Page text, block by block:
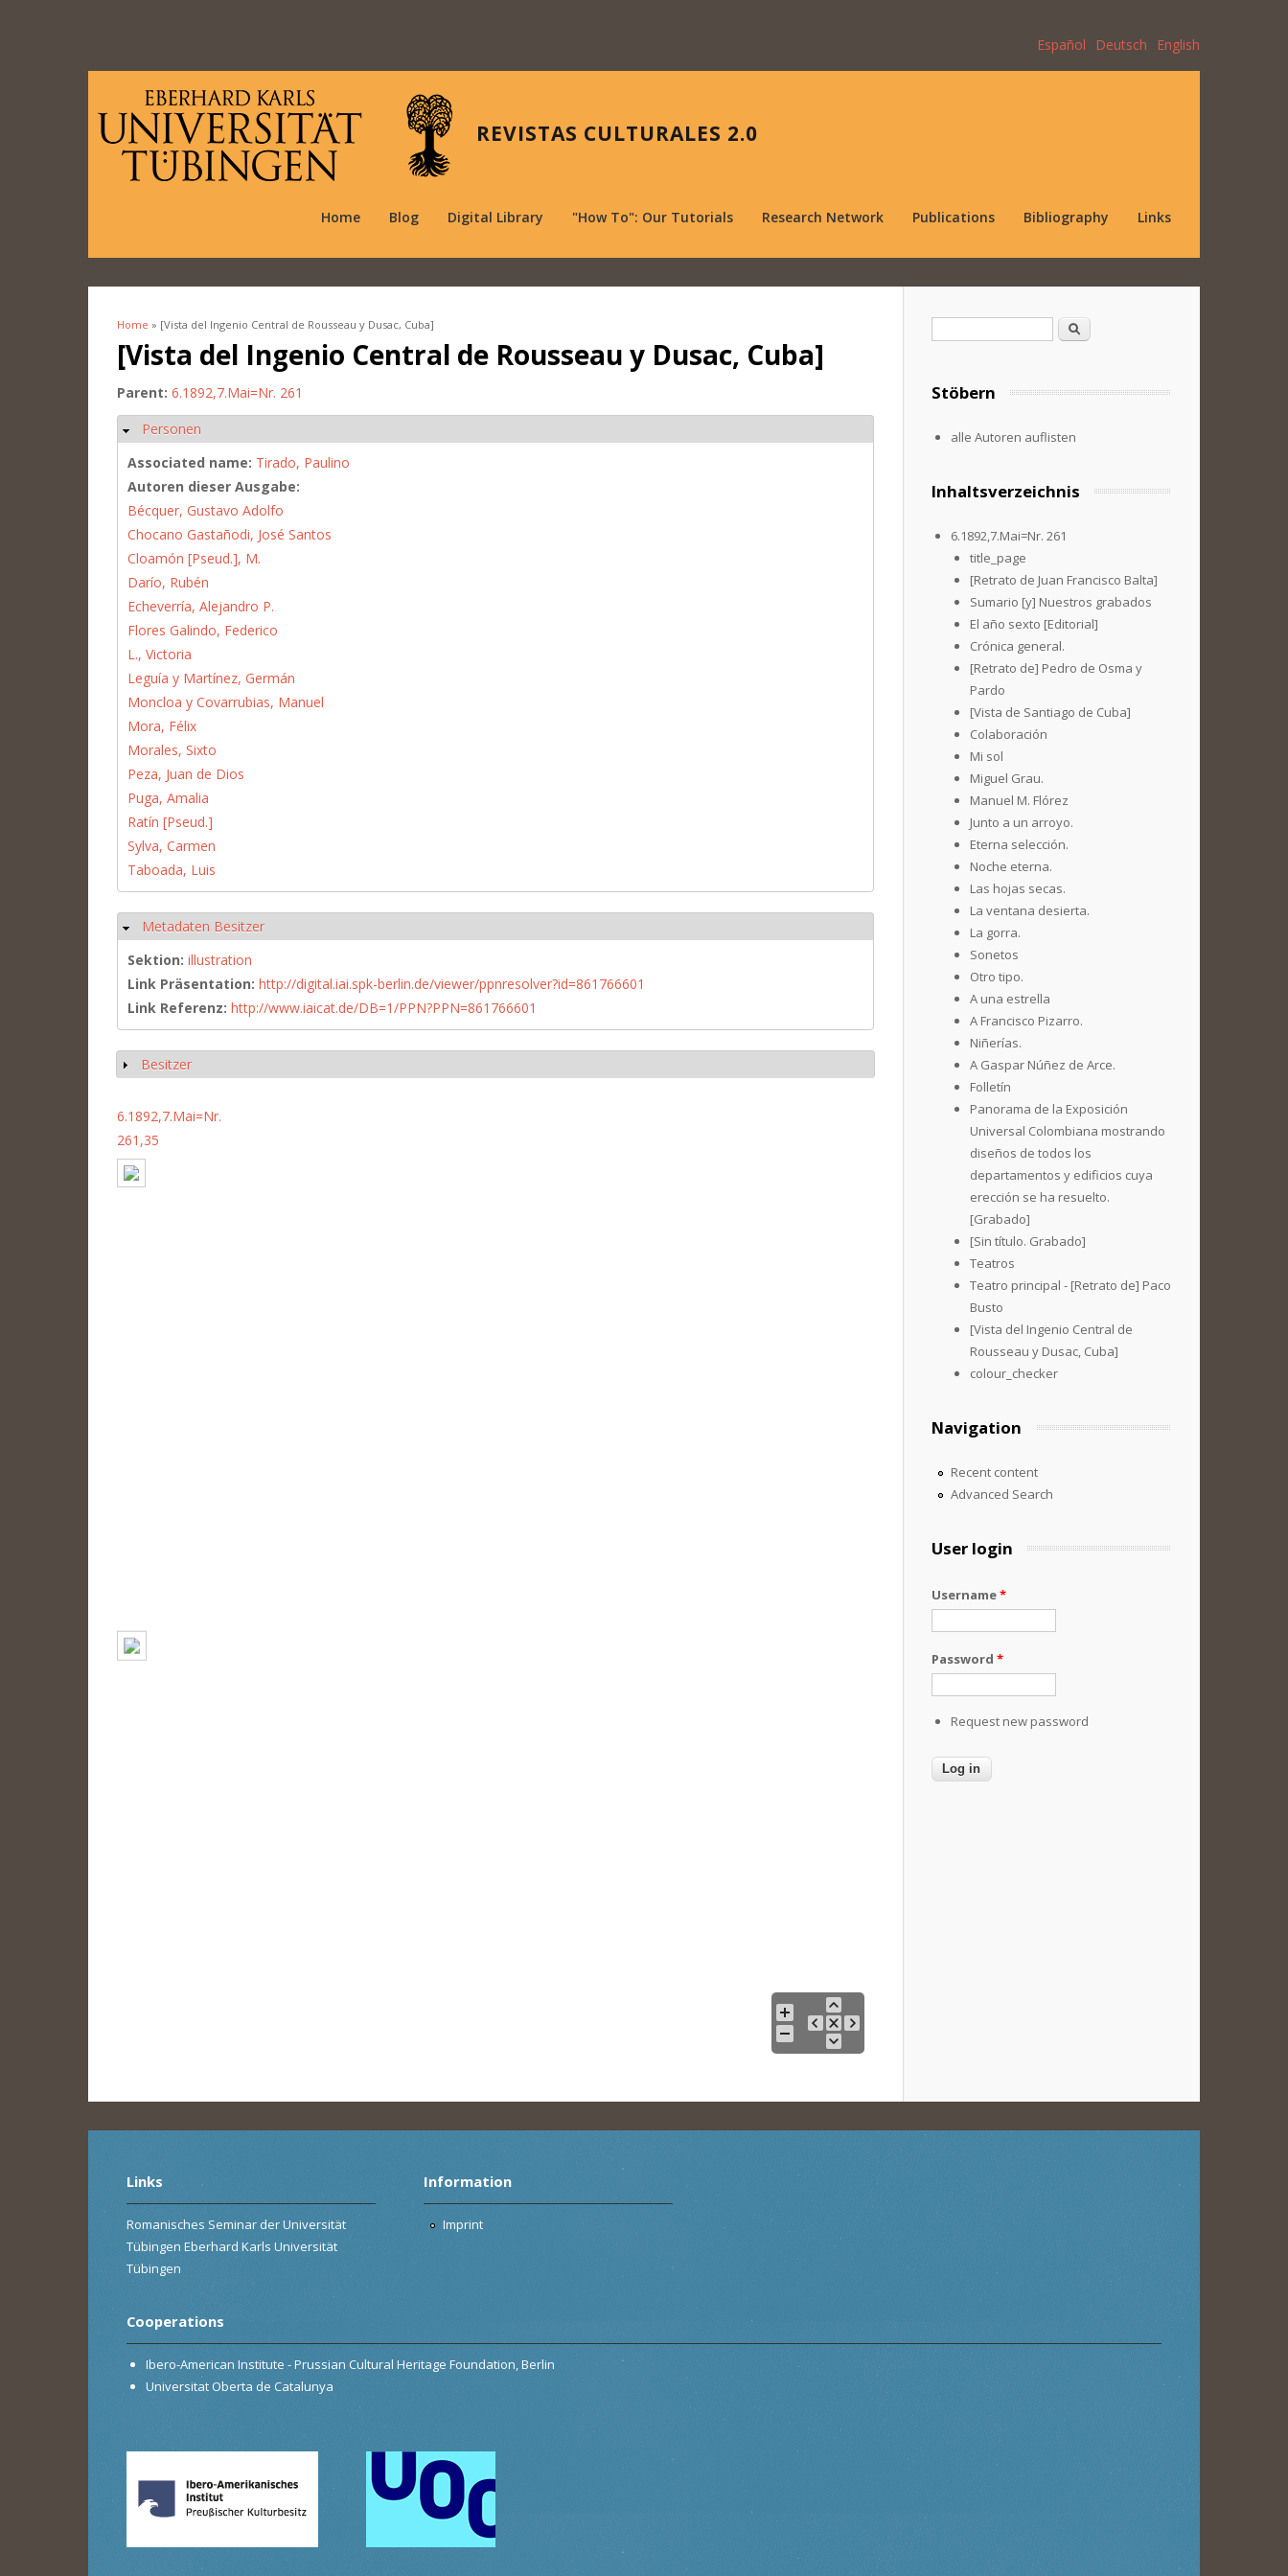
Español Deutsch English
REVISTAS CULTURALES 2.0
Home Blog Digital Library "How To": Our Tutorials Research Network Publications Bibliography Links
You are here
Home » [Vista del Ingenio Central de Rousseau y Dusac, Cuba]
[Vista del Ingenio Central de Rousseau y Dusac, Cuba]
Parent: 6.1892,7.Mai=Nr. 261
Hide
Personen
Associated name: Tirado, Paulino
Autoren dieser Ausgabe:
Bécquer, Gustavo Adolfo
Chocano Gastañodi, José Santos
Cloamón [Pseud.], M.
Darío, Rubén
Echeverría, Alejandro P.
Flores Galindo, Federico
L., Victoria
Leguía y Martínez, Germán
Moncloa y Covarrubias, Manuel
Mora, Félix
Morales, Sixto
Peza, Juan de Dios
Puga, Amalia
Ratín [Pseud.]
Sylva, Carmen
Taboada, Luis
Hide
Metadaten Besitzer
Sektion: illustration
Link Präsentation: http://digital.iai.spk-berlin.de/viewer/ppnresolver?id=861766601
Link Referenz: http://www.iaicat.de/DB=1/PPN?PPN=861766601
Show
Besitzer
6.1892,7.Mai=Nr.
261,35
Search
Stöbern
alle Autoren auflisten
Inhaltsverzeichnis
6.1892,7.Mai=Nr. 261
title_page
[Retrato de Juan Francisco Balta]
Sumario [y] Nuestros grabados
El año sexto [Editorial]
Crónica general.
[Retrato de] Pedro de Osma y
Pardo
[Vista de Santiago de Cuba]
Colaboración
Mi sol
Miguel Grau.
Manuel M. Flórez
Junto a un arroyo.
Eterna selección.
Noche eterna.
Las hojas secas.
La ventana desierta.
La gorra.
Sonetos
Otro tipo.
A una estrella
A Francisco Pizarro.
Niñerías.
A Gaspar Núñez de Arce.
Folletín
Panorama de la Exposición
Universal Colombiana mostrando
diseños de todos los
departamentos y edificios cuya
erección se ha resuelto.
[Grabado]
[Sin título. Grabado]
Teatros
Teatro principal - [Retrato de] Paco
Busto
[Vista del Ingenio Central de
Rousseau y Dusac, Cuba]
colour_checker
Navigation
Recent content
Advanced Search
User login
Username*
Password *
Request new password
Links
Romanisches Seminar der Universität
Tübingen Eberhard Karls Universität
Tübingen
Information
Imprint
Cooperations
Ibero-American Institute - Prussian Cultural Heritage Foundation, Berlin
Universitat Oberta de Catalunya